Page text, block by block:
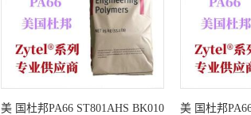
美 国杜邦PA66 ST801AHS BK010
美 国杜邦